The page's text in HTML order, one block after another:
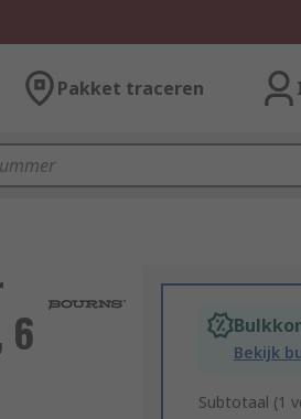
Pakket traceren
6 Bekijk
Subtotaal (1